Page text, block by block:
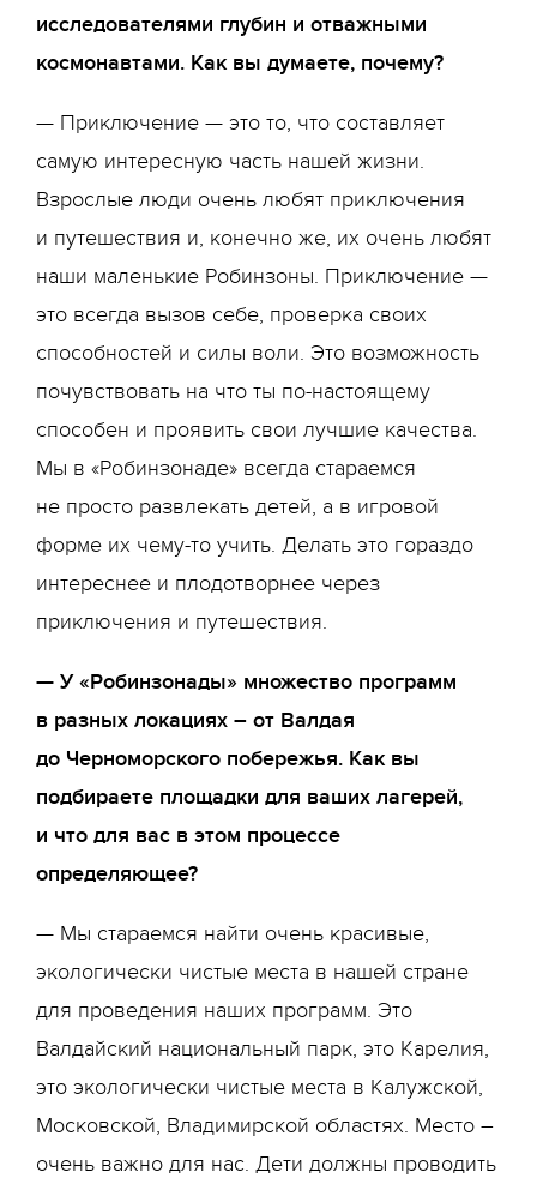
исследователями глубин и отважными
космонавтами. Как вы думаете, почему?
— Приключение — это то, что составляет
самую интересную часть нашей жизни.
Взрослые люди очень любят приключения
и путешествия и, конечно же, их очень любят
наши маленькие Робинзоны. Приключение —
это всегда вызов себе, проверка своих
способностей и силы воли. Это возможность
почувствовать на что ты по-настоящему
способен и проявить свои лучшие качества.
Мы в «Робинзонаде» всегда стараемся
не просто развлекать детей, а в игровой
форме их чему-то учить. Делать это гораздо
интереснее и плодотворнее через
приключения и путешествия.
— У «Робинзонады» множество программ
в разных локациях – от Валдая
до Черноморского побережья. Как вы
подбираете площадки для ваших лагерей,
и что для вас в этом процессе
определяющее?
— Мы стараемся найти очень красивые,
экологически чистые места в нашей стране
для проведения наших программ. Это
Валдайский национальный парк, это Карелия,
это экологически чистые места в Калужской,
Московской, Владимирской областях. Место –
очень важно для нас. Дети должны проводить